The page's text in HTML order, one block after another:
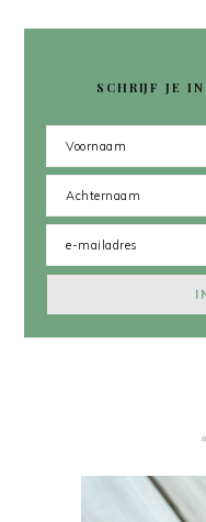
SCHRIJF JE